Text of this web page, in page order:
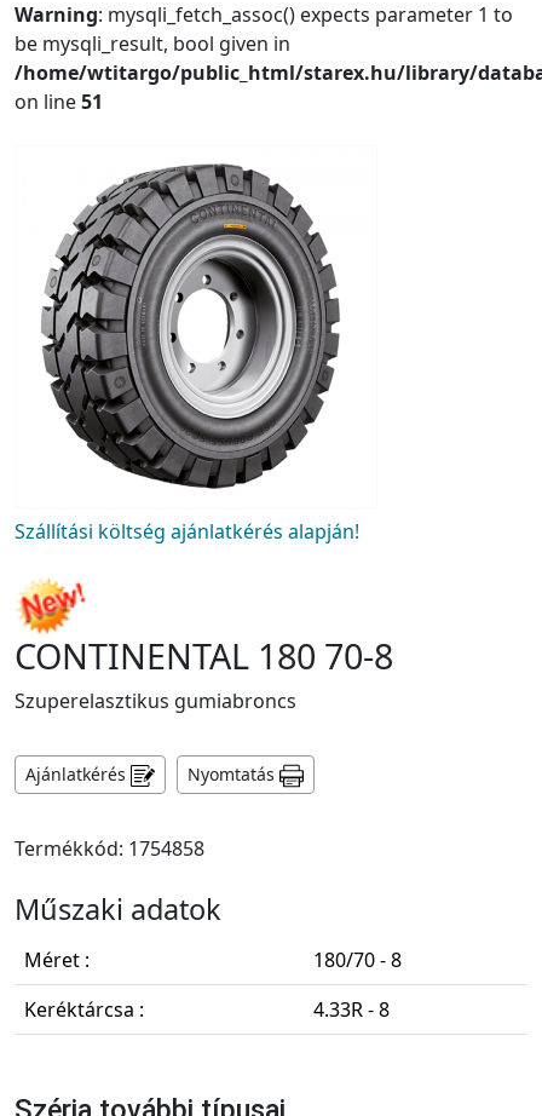
Warning: mysqli_fetch_assoc() expects parameter 1 to
be mysqli_result, bool given in
/home/wtitargo/public_html/starex.hu/library/
on line51
Szállítási költség ajánlatkérés alapján!
CONTINENTAL 180 70-8
Szuperelasztikus gumiabroncs
Ajánlatkérés Nyomtatás
Termékkód: 1754858
Műszaki adatok
Méret :
180/70 - 8
Keréktárcsa :
4.33R - 8